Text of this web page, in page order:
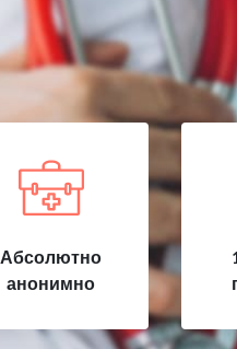
Абсолютно
анонимно